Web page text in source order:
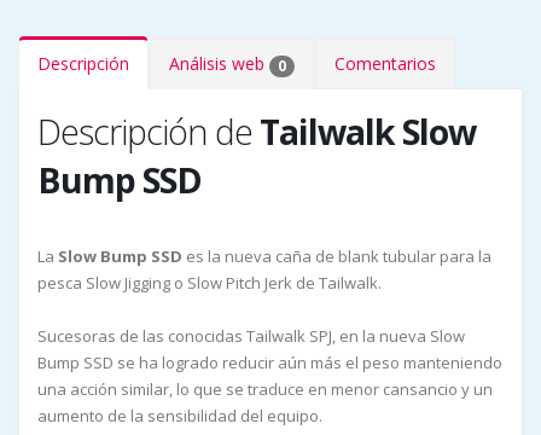
Descripción Análisis web 0 Comentarios
Descripción deTailwalk Slow
Bump SSD
La Slow Bump SSD es la nueva caña de blank tubular para la
pesca Slow Jigging o Slow Pitch Jerk de Tailwalk.
Sucesoras de las conocidas Tailwalk SPJ, en la nueva Slow
Bump SSD se ha logrado reducir aún más el peso manteniendo
una acción similar, lo que se traduce en menor cansancio y un
aumento de la sensibilidad del equipo.